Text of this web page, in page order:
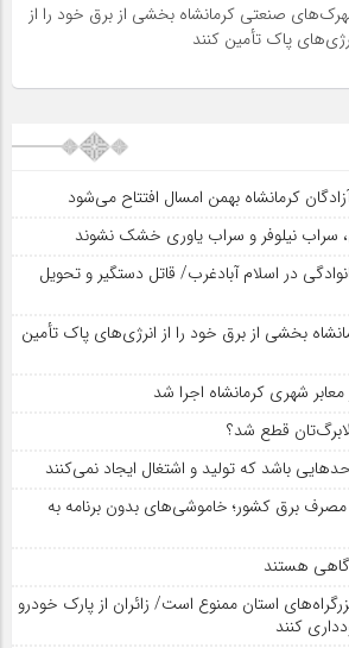
صنعتی کرمانشاه بخشی از برق خود را از
پاک تأمین کنند
کرمانشاه بهمن امسال افتتاح می‌شود
سراب نیلوفر و سراب یاوری خشک نشوند
در اسلام آبادغرب/ قاتل دستگیر و تحویل
بخشی از برق خود را از انرژی‌های پاک تأمین
قطع شد؟
باشد که تولید و اشتغال ایجاد نمی‌کنند
نیاز مصرف برق کشور؛ خاموشی‌های بدون برنامه به
هستند
استان ممنوع است/ زائران از پارک خودرو
کنند